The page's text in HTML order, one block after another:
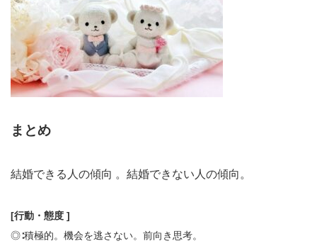
まとめ
結婚できる人の傾向 。結婚できない人の傾向。
[行動・態度 ]
◎∶積極的。機会を逃さない。前向き思考。